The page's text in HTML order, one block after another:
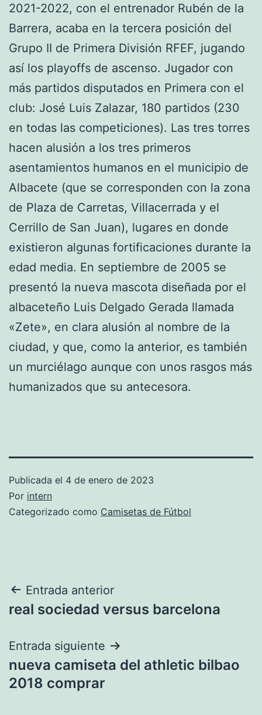
2021-2022, con el entrenador Rubén de la
Barrera, acaba en la tercera posición del
Grupo II de Primera División RFEF, jugando
así los playoffs de ascenso. Jugador con
más partidos disputados en Primera con el
club: José Luis Zalazar, 180 partidos (230
en todas las competiciones). Las tres torres
hacen alusión a los tres primeros
asentamientos humanos en el municipio de
Albacete (que se corresponden con la zona
de Plaza de Carretas, Villacerrada y el
Cerrillo de San Juan), lugares en donde
existieron algunas fortificaciones durante la
edad media. En septiembre de 2005 se
presentó la nueva mascota diseñada por el
albaceteño Luis Delgado Gerada llamada
«Zete», en clara alusión al nombre de la
ciudad, y que, como la anterior, es también
un murciélago aunque con unos rasgos más
humanizados que su antecesora.
Publicada el 4 de enero de 2023
Por intern
Categorizado como Camisetas de Fútbol
Navegación
de
entradas
Entrada anterior
real sociedad versus barcelona
Entrada siguiente
nueva camiseta del athletic bilbao
2018 comprar